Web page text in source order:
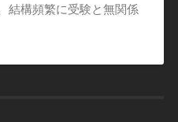
結構頻繁に受験と無関係